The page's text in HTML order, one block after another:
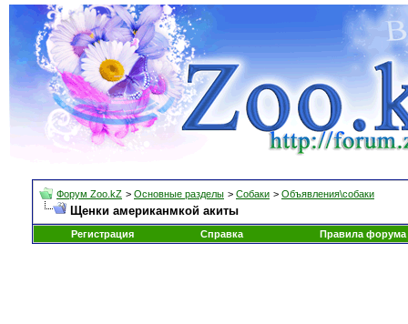
Форум Zoo.kZ > Основные разделы > Собаки > Объявления\собаки
Щенки американмкой акиты
Регистрация Справка Правила форума